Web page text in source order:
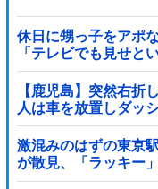
休日に甥っ子をアポ
「テレビでも見せと
一気見させた結果……
家で大暴れｗｗ
【鹿児島】突然右
人は車を放置しダッ
激混みのはずの東京
が散見、「ラッキー